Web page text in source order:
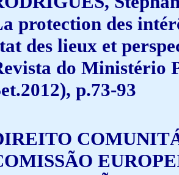
protection des
des lieux et
do Ministério
p.73-93